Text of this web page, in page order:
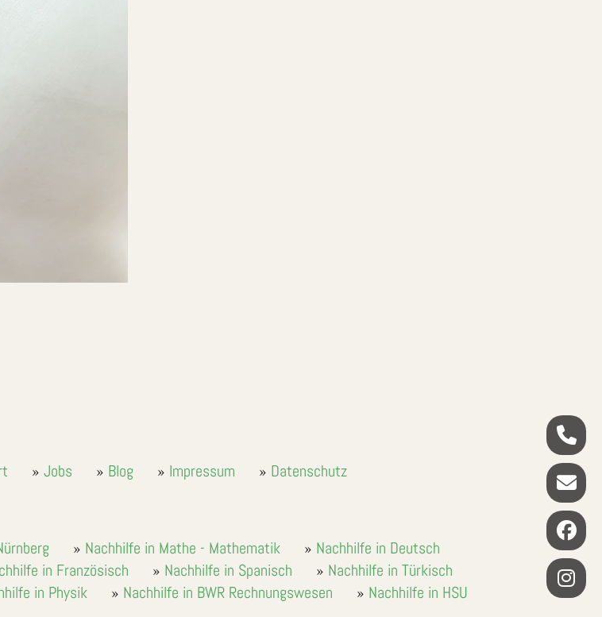
Jobs Blog Impressum Datenschutz
Nachhilfe in Mathe - Mathematik
Nachhilfe in Deutsch
in Französisch Nachhilfe in Spanisch
Nachhilfe in Türkisch
in Physik Nachhilfe in BWR Rechnungswesen Nachhilfe in HSU